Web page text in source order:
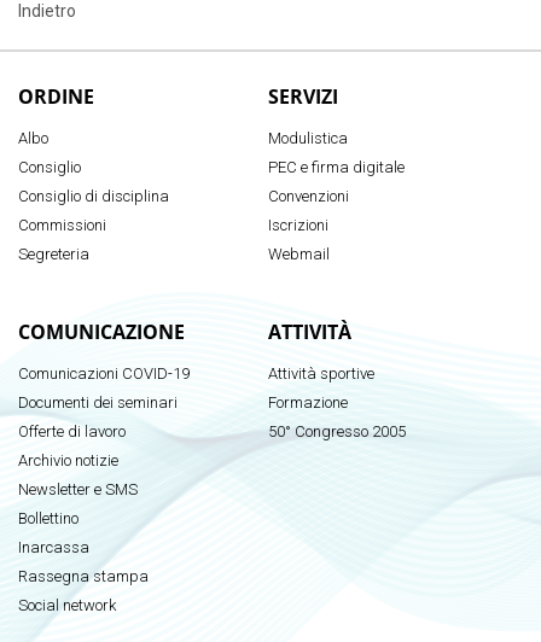
Indietro
ORDINE
Albo
Consiglio
Consiglio di disciplina
Commissioni
Segreteria
SERVIZI
Modulistica
PEC e firma digitale
Convenzioni
Iscrizioni
Webmail
COMUNICAZIONE
Comunicazioni COVID-19
Documenti dei seminari
Offerte di lavoro
Archivio notizie
Newsletter e SMS
Bollettino
Inarcassa
Rassegna stampa
Social network
ATTIVITÀ
Attività sportive
Formazione
50° Congresso 2005